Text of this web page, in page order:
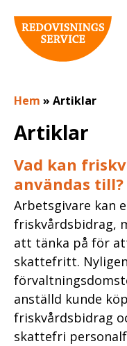
Hem » Artiklar
Artiklar
Vad kan
användas till?
Arbetsgivare kan
friskvårdsbidrag,
att tänka på för
skattefritt.
anställd kunde
friskvårdsbidrag
skattefri